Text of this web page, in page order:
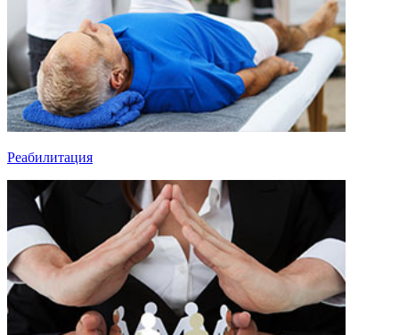
Реабилитация